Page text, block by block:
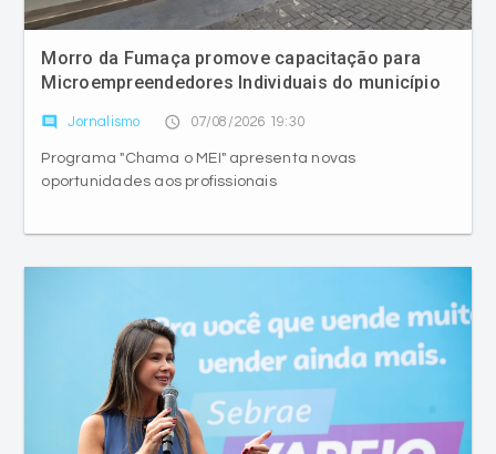
Microempreendedores Individuais do município
comment Jornalismo access_time 07/08/2026 19:30
Programa "Chama o MEI" apresenta novas
oportunidades aos profissionais